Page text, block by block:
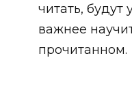
читать, будут
важнее
прочитанном.